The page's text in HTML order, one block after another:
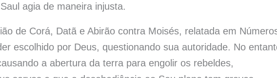
agia de maneira injusta.
de Corá, Datã e Abirão contra Moisés, relatada em
escolhido por Deus, questionando sua autoridade. No
a abertura da terra para engolir os rebeldes,